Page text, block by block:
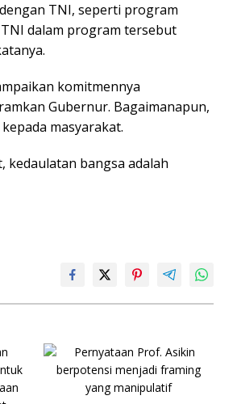
TNI, seperti program
dalam program tersebut
komitmennya
Gubernur. Bagaimanapun,
masyarakat.
kedaulatan bangsa adalah